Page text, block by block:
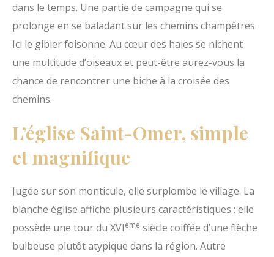
e
dans le temps. Une partie de campagne qui se
prolonge en se baladant sur les chemins champêtres.
Ici le gibier foisonne. Au cœur des haies se nichent
une multitude d’oiseaux et peut-être aurez-vous la
chance de rencontrer une biche à la croisée des
chemins.
L’église Saint-Omer, simple
et magnifique
Jugée sur son monticule, elle surplombe le village. La
blanche église affiche plusieurs caractéristiques : elle
possède une tour du XVIème siècle coiffée d’une flèche
bulbeuse plutôt atypique dans la région. Autre